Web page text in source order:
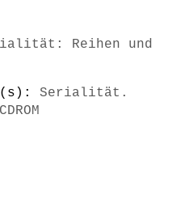
Reihen und
Serialität.